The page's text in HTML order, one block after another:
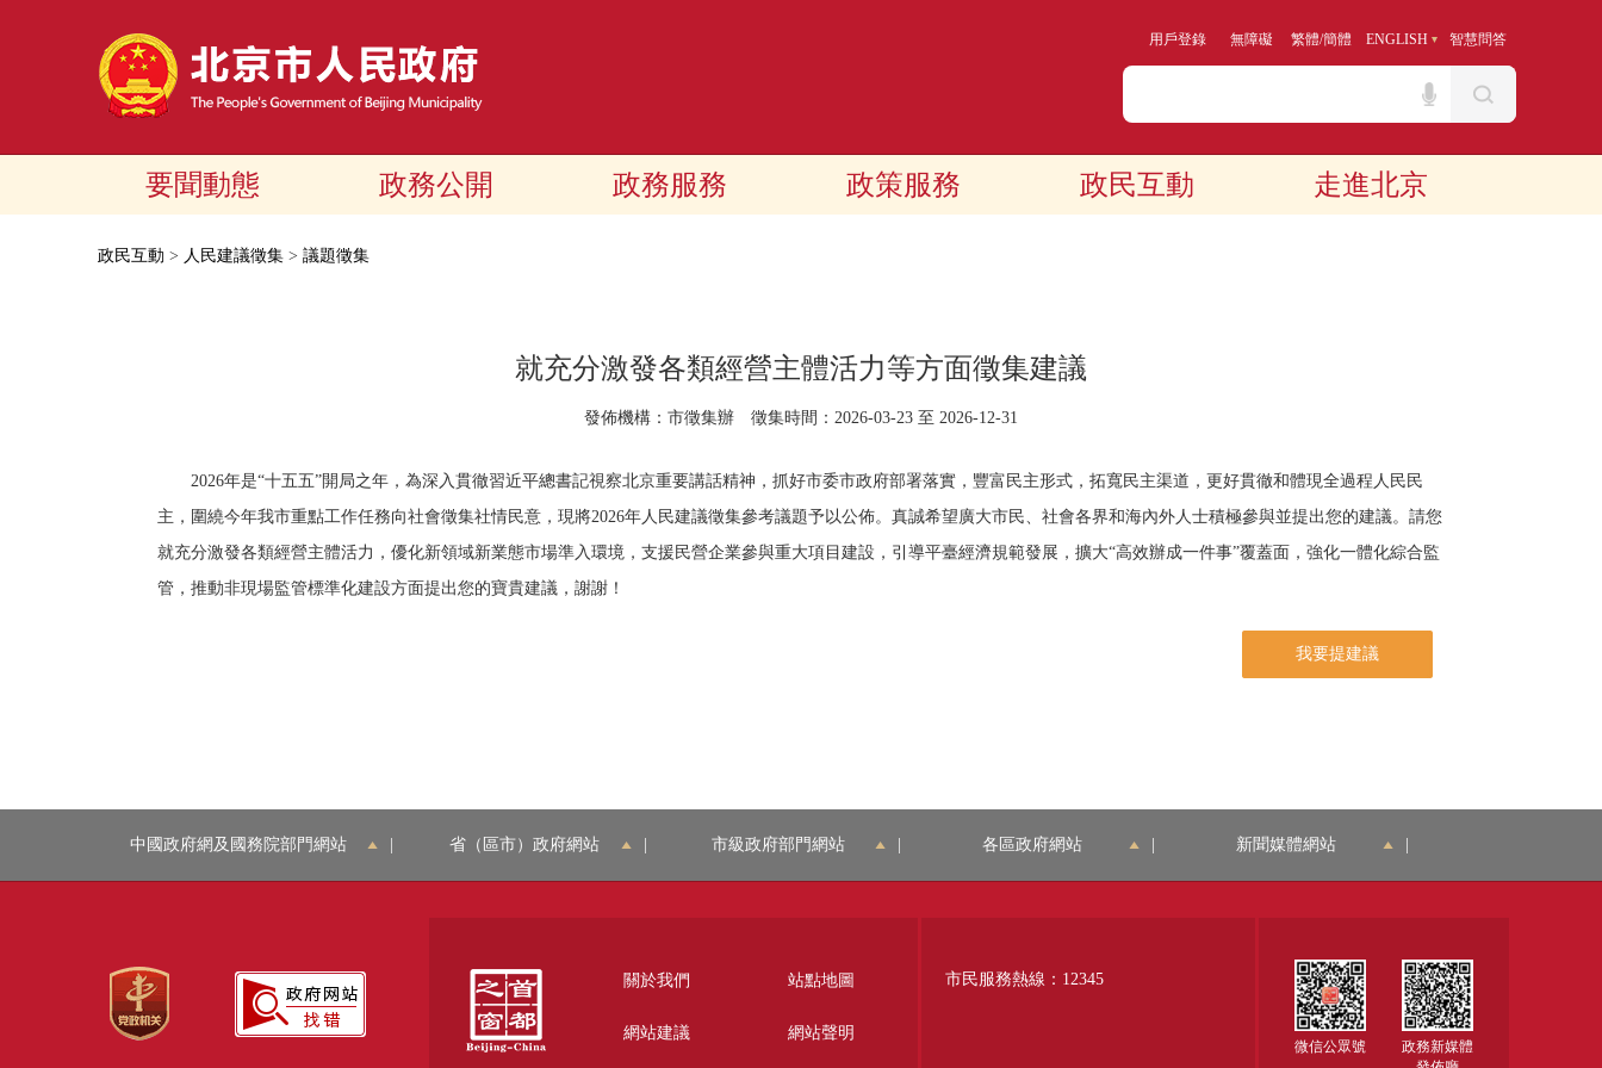
用戶登錄 無障礙 繁體/簡體 ENGLISH 智慧問答
要聞動態 政務公開 政務服務 政策服務 政民互動 走進北京
政民互動 > 人民建議徵集 > 議題徵集
就充分激發各類經營主體活力等方面徵集建議
發佈機構：市徵集辦 徵集時間：2026-03-23 至 2026-12-31
2026年是“十五五”開局之年，為深入貫徹習近平總書記視察北京重要講話精神，抓好市委市政府部署落實，豐富民主形式，拓寬民主渠道，更好貫徹和體現全過程人民民
主，圍繞今年我市重點工作任務向社會徵集社情民意，現將2026年人民建議徵集參考議題予以公佈。真誠希望廣大市民、社會各界和海內外人士積極參與並提出您的建議。請您
就充分激發各類經營主體活力，優化新領域新業態市場準入環境，支援民營企業參與重大項目建設，引導平臺經濟規範發展，擴大“高效辦成一件事”覆蓋面，強化一體化綜合監
管，推動非現場監管標準化建設方面提出您的寶貴建議，謝謝！
我要提建議
中國政府網及國務院部門網站 省（區市）政府網站 市級政府部門網站 各區政府網站 新聞媒體網站
關於我們 站點地圖
網站建議 網站聲明
市民服務熱線：12345
微信公眾號
政務新媒體